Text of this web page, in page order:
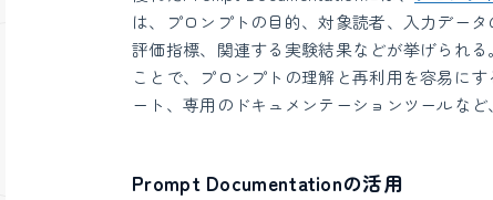
は、プロンプトの目的、対象読者、入力デー
評価指標、関連する実験結果などが挙げられ
ことで、プロンプトの理解と再利用を容易に
ート、専用のドキュメンテーションツールなど
Prompt Documentationの活用